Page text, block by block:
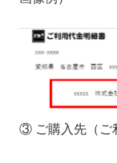
③ ご購入先（ご